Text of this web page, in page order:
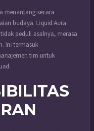
menantang secara
budaya. Liquid Aura
peduli asalnya, merasa
Ini termasuk
tim untuk